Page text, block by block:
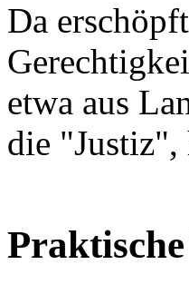
Da
etwa aus
die "Justiz",